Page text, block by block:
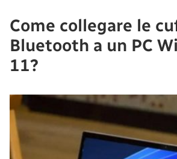
Come collegare le
Bluetooth a un PC
11?